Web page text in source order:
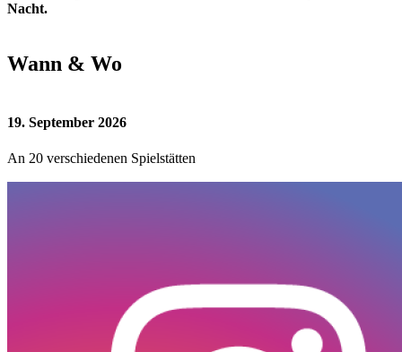
Nacht.
Wann & Wo
19. September 2026
An 20 verschiedenen Spielstätten